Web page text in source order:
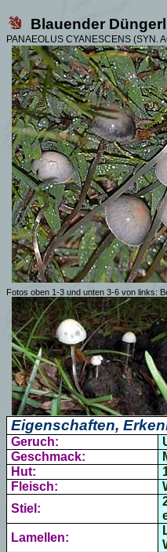
Blauender
PANAEOLUS CYANESCENS (SYN.
Fotos oben 1-3 und unten 3-6 von links:
Eigenschaften,
Geruch:
Geschmack:
Hut:
Fleisch:
Stiel:
Lamellen: